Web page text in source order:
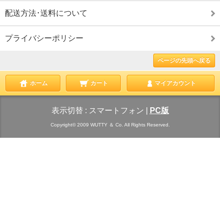
配送方法･送料について
プライバシーポリシー
ページの先頭へ戻る
ホーム カート マイアカウント
表示切替 : スマートフォン PC版
Copyright© 2009 WUTTY ＆ Co. All Rights Reserved.